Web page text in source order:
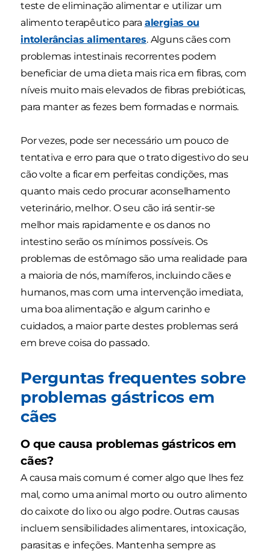
teste de eliminação alimentar e utilizar um
alimento terapêutico para alergias ou
intolerâncias alimentares. Alguns cães com
problemas intestinais recorrentes podem
beneficiar de uma dieta mais rica em fibras, com
níveis muito mais elevados de fibras prebióticas,
para manter as fezes bem formadas e normais.
Por vezes, pode ser necessário um pouco de
tentativa e erro para que o trato digestivo do seu
cão volte a ficar em perfeitas condições, mas
quanto mais cedo procurar aconselhamento
veterinário, melhor. O seu cão irá sentir-se
melhor mais rapidamente e os danos no
intestino serão os mínimos possíveis. Os
problemas de estômago são uma realidade para
a maioria de nós, mamíferos, incluindo cães e
humanos, mas com uma intervenção imediata,
uma boa alimentação e algum carinho e
cuidados, a maior parte destes problemas será
em breve coisa do passado.
Perguntas frequentes sobre
problemas gástricos em
cães
O que causa problemas gástricos em
cães?
A causa mais comum é comer algo que lhes fez
mal, como uma animal morto ou outro alimento
do caixote do lixo ou algo podre. Outras causas
incluem sensibilidades alimentares, intoxicação,
parasitas e infeções. Mantenha sempre as